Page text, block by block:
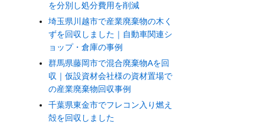
を分別し処分費用を削減
埼玉県川越市で産業廃棄物の木く
ずを回収しました｜自動車関連シ
ョップ・倉庫の事例
群馬県藤岡市で混合廃棄物Aを回
収｜仮設資材会社様の資材置場で
の産業廃棄物回収事例
千葉県東金市でフレコン入り燃え
殻を回収しました